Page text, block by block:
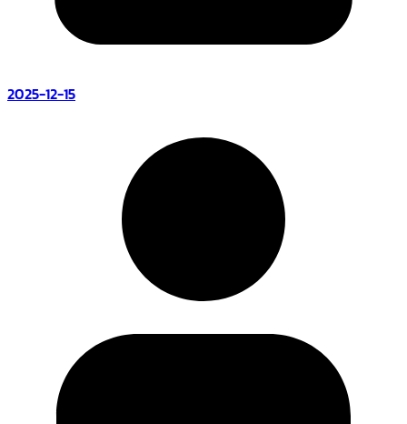
2025-12-15